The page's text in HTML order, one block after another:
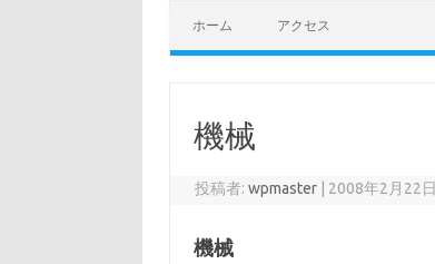
ホーム アクセス
機械
投稿者:wpmaster 2008年2月22日
機械